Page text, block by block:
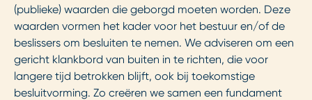
(publieke) waarden die geborgd moeten worden. Deze
waarden vormen het kader voor het bestuur en/of de
beslissers om besluiten te nemen. We adviseren om een
gericht klankbord van buiten in te richten, die voor
langere tijd betrokken blijft, ook bij toekomstige
besluitvorming. Zo creëren we samen een fundament